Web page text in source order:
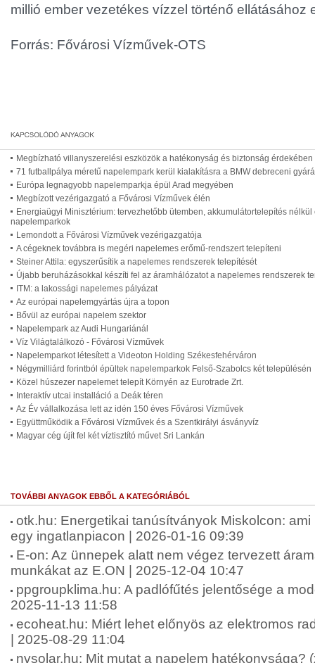
millió ember vezetékes vízzel történő ellátásához
Forrás: Fővárosi Vízművek-OTS
Megbízható villanyszerelési eszközök a hatékonyság és biztonság érdekében
71 futballpálya méretű napelempark kerül kialakításra a BMW debreceni
Európa legnagyobb napelemparkja épül Arad megyében
Megbízott vezérigazgató a Fővárosi Vízművek élén
Energiaügyi Minisztérium: tervezhetőbb ütemben, akkumulátortelepítés
napelemparkok
Lemondott a Fővárosi Vízművek vezérigazgatója
A cégeknek továbbra is megéri napelemes erőmű-rendszert telepíteni
Steiner Attila: egyszerűsítik a napelemes rendszerek telepítését
Újabb beruházásokkal készíti fel az áramhálózatot a napelemes rendszerek
ITM: a lakossági napelemes pályázat
Az európai napelemgyártás újra a topon
Bővül az európai napelem szektor
Napelempark az Audi Hungariánál
Víz Világtalálkozó - Fővárosi Vízművek
Napelemparkot létesített a Videoton Holding Székesfehérváron
Négymilliárd forintból épültek napelemparkok Felső-Szabolcs két településén
Közel húszezer napelemet telepít Környén az Eurotrade Zrt.
Interaktív utcai installáció a Deák téren
Az Év vállalkozása lett az idén 150 éves Fővárosi Vízművek
Együttműködik a Fővárosi Vízművek és a Szentkirályi ásványvíz
Magyar cég újít fel két víztisztító művet Sri Lankán
TOVÁBBI ANYAGOK EBBŐL A KATEGÓRIÁBÓL
otk.hu: Energetikai tanúsítványok Miskolcon:
egy ingatlanpiacon | 2026-01-16 09:39
E-on: Az ünnepek alatt nem végez tervezett
munkákat az E.ON | 2025-12-04 10:47
ppgroupklima.hu: A padlófűtés jelentősége a
2025-11-13 11:58
ecoheat.hu: Miért lehet előnyös az elektromos
| 2025-08-29 11:04
nvsolar.hu: Mit mutat a napelem hatékonysága?